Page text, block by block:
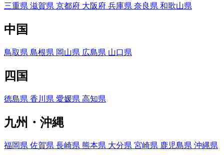
三重県 滋賀県 京都府 大阪府 兵庫県 奈良県 和歌山県
中国
鳥取県 島根県 岡山県 広島県 山口県
四国
徳島県 香川県 愛媛県 高知県
九州・沖縄
福岡県 佐賀県 長崎県 熊本県 大分県 宮崎県 鹿児島県 沖縄県